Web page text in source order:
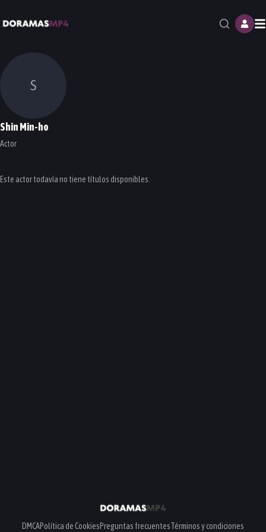
S
Shin Min-ho
Actor
Este actor todavía no tiene títulos disponibles.
DMCAPolítica de CookiesPreguntas frecuentesTérminos y condiciones